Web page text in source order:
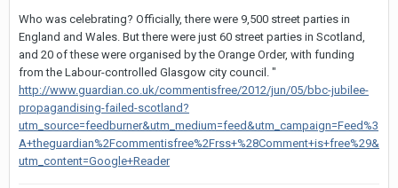
Who was celebrating? Officially, there were 9,500 street parties in
England and Wales. But there were just 60 street parties in Scotland,
and 20 of these were organised by the Orange Order, with funding
from the Labour-controlled Glasgow city council. "
http://www.guardian.co.uk/commentisfree/2012/jun/05/bbc-jubilee-
propagandising-failed-scotland?
utm_source=feedburner&utm_medium=feed&utm_campaign=Feed%3
A+theguardian%2Fcommentisfree%2Frss+%28Comment+is+free%29&
utm_content=Google+Reader